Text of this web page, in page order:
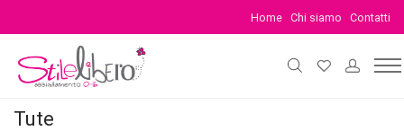
Home Chi siamo Contatti
Tute